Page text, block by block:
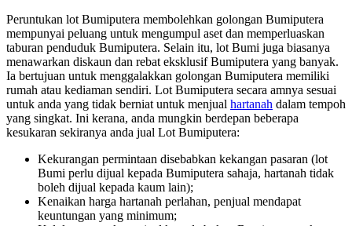
Peruntukan lot Bumiputera membolehkan golongan Bumiputera
mempunyai peluang untuk mengumpul aset dan memperluaskan
taburan penduduk Bumiputera. Selain itu, lot Bumi juga biasanya
menawarkan diskaun dan rebat eksklusif Bumiputera yang banyak.
Ia bertujuan untuk menggalakkan golongan Bumiputera memiliki
rumah atau kediaman sendiri. Lot Bumiputera secara amnya sesuai
untuk anda yang tidak berniat untuk menjual hartanah dalam tempoh
yang singkat. Ini kerana, anda mungkin berdepan beberapa
kesukaran sekiranya anda jual Lot Bumiputera:
Kekurangan permintaan disebabkan kekangan pasaran (lot
Bumi perlu dijual kepada Bumiputera sahaja, hartanah tidak
boleh dijual kepada kaum lain);
Kenaikan harga hartanah perlahan, penjual mendapat
keuntungan yang minimum;